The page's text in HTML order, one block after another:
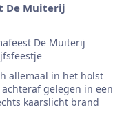
De Muiterij
allemaal in het holst
gelegen in een
kaarslicht brand